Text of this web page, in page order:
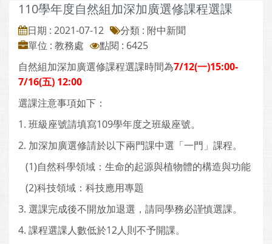
110學年度自然組加深加廣選修課程選課
日期 : 2021-07-12
分類 : 附中新聞
單位 : 教務處
點閱 : 6425
自然組加深加廣選修課程選課時間為7/12(一)15:00-
7/16(五) 12:00
選課注意事項如下：
1. 班級座號請填寫109學年度之班級座號。
2. 加深加廣選修請於以下兩門課中選「一門」課程。
(1)自然科學領域：生命的起源與植物體的構造與功能
(2)科技領域：科技應用專題
3. 選課完成後不開放加退選，請同學務必謹慎選課。
4. 課程選課人數低於12人則不予開課。